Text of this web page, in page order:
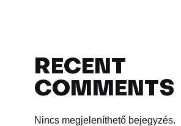
RECENT
COMMENTS
Nincs megjeleníthető bejegyzés.